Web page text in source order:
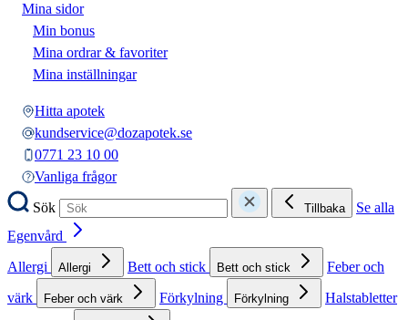
Mina sidor
Min bonus
Mina ordrar & favoriter
Mina inställningar
Hitta apotek
kundservice@dozapotek.se
0771 23 10 00
Vanliga frågor
Sök
Tillbaka
Se alla
Egenvård
Allergi
Allergi Bett och stick Bett och stick
Feber och
värk
Feber och värk Förkylning Förkylning
Halstabletter